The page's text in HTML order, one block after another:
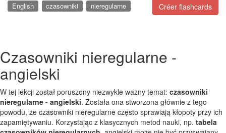
Créer flashcards
English czasowniki nieregularne
Czasowniki nieregularne -
angielski
W tej lekcji został poruszony niezwykle ważny temat: czasowniki
nieregularne - angielski. Została ona stworzona głównie z tego
powodu, że czasowniki nieregularne często sprawiają kłopoty przy ich
zapamiętywaniu. Korzystając z klasycznych metod nauki, np. tabela